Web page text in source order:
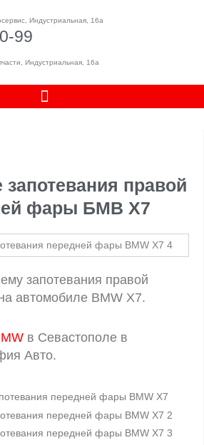
Индустриальная, 16а
99
Индустриальная, 16а
запотевания правой
фары БМВ X7
запотевания правой
автомобиле BMW X7.
в Севастополе в
Авто.